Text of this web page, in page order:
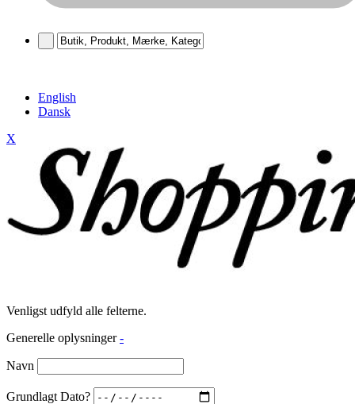
English
Dansk
X
Venligst udfyld alle felterne.
Generelle oplysninger -
Navn
Grundlagt Dato?